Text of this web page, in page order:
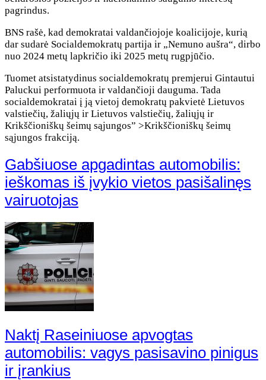
pagrindus.
BNS rašė, kad demokratai valdančiojoje koalicijoje, kurią
dar sudarė Socialdemokratų partija ir „Nemuno aušra“, dirbo
nuo 2024 metų lapkričio iki 2025 metų rugpjūčio.
Tuomet atsistatydinus socialdemokratų premjerui Gintautui
Paluckui performuota ir valdančioji dauguma. Tada
socialdemokratai į ją vietoj demokratų pakvietė Lietuvos
valstiečių, žaliųjų ir Lietuvos valstiečių, žaliųjų ir
Krikščioniškų šeimų sąjungos” >Krikščioniškų šeimų
sąjungos frakciją.
Gabšiuose apgadintas automobilis:
ieškomas iš įvykio vietos pasišalinęs
vairuotojas
Naktį Raseiniuose apvogtas
automobilis: vagys pasisavino pinigus
ir įrankius